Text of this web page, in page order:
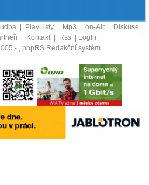
PlayListy Mp3 on-Air
Diskuse
Kontakt Rss LogIn
- , phpRS Redakční systém